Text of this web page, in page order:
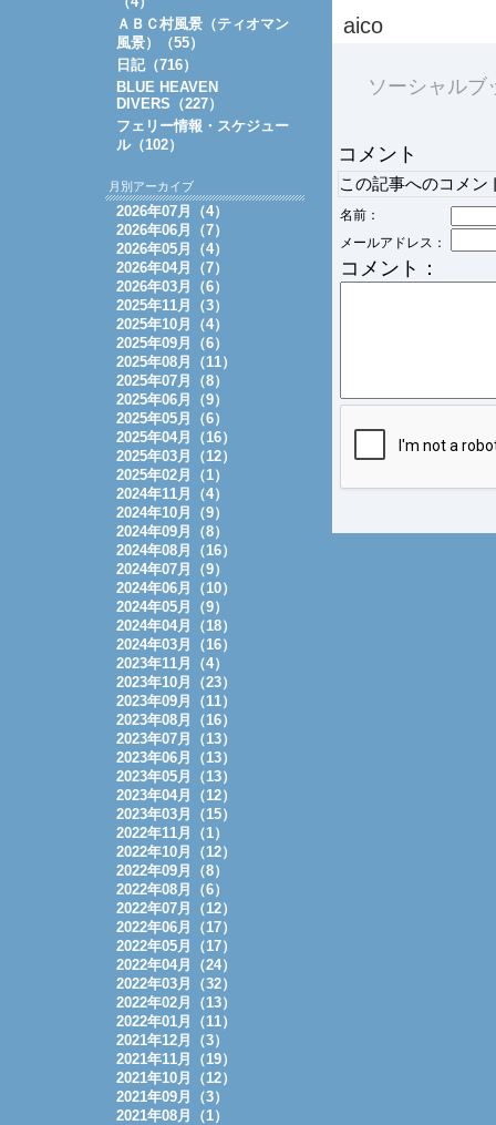
aico
ソーシャルブ
コメント
この記事へのコメン
名前：
メールアドレス：
コメント：
ＡＢＣ村風景（ティオマン
風景）（55）
日記（716）
BLUE HEAVEN
DIVERS（227）
フェリー情報・スケジュー
ル（102）
月別アーカイブ
2026年07月（4）
2026年06月（7）
2026年05月（4）
2026年04月（7）
2026年03月（6）
2025年11月（3）
2025年10月（4）
2025年09月（6）
2025年08月（11）
2025年07月（8）
2025年06月（9）
2025年05月（6）
2025年04月（16）
2025年03月（12）
2025年02月（1）
2024年11月（4）
2024年10月（9）
2024年09月（8）
2024年08月（16）
2024年07月（9）
2024年06月（10）
2024年05月（9）
2024年04月（18）
2024年03月（16）
2023年11月（4）
2023年10月（23）
2023年09月（11）
2023年08月（16）
2023年07月（13）
2023年06月（13）
2023年05月（13）
2023年04月（12）
2023年03月（15）
2022年11月（1）
2022年10月（12）
2022年09月（8）
2022年08月（6）
2022年07月（12）
2022年06月（17）
2022年05月（17）
2022年04月（24）
2022年03月（32）
2022年02月（13）
2022年01月（11）
2021年12月（3）
2021年11月（19）
2021年10月（12）
2021年09月（3）
2021年08月（1）